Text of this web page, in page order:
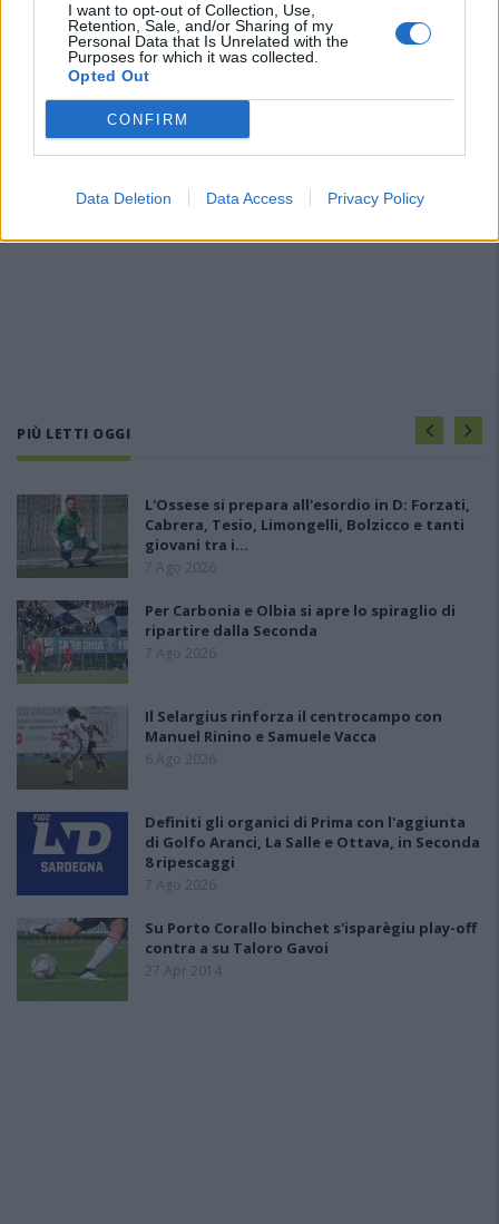
I want to opt-out of Collection, Use,
Retention, Sale, and/or Sharing of my
Personal Data that Is Unrelated with the
Purposes for which it was collected.
Opted Out
CONFIRM
Data Deletion Data Access Privacy Policy
PIÙ LETTI OGGI
L'Ossese si prepara all'esordio in D: Forzati,
Cabrera, Tesio, Limongelli, Bolzicco e tanti
giovani tra i…
7 Ago 2026
Per Carbonia e Olbia si apre lo spiraglio di
ripartire dalla Seconda
7 Ago 2026
Il Selargius rinforza il centrocampo con
Manuel Rinino e Samuele Vacca
6 Ago 2026
Definiti gli organici di Prima con l'aggiunta
di Golfo Aranci, La Salle e Ottava, in Seconda
8 ripescaggi
7 Ago 2026
Su Porto Corallo binchet s'isparègiu play-off
contra a su Taloro Gavoi
27 Apr 2014